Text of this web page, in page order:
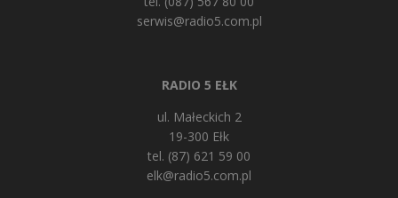
serwis@radio5.com.pl
RADIO 5 EŁK
ul. Małeckich 2
19-300 Ełk
tel. (87) 621 59 00
elk@radio5.com.pl